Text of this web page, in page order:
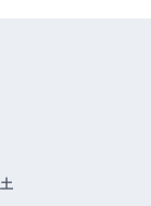
土